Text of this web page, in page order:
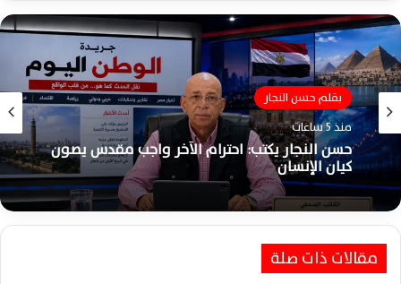
بقلم حسن النجار
منذ 5 ساعات
حسن النجار يكتب: احترام الآخر واجب مقدس يصون
كيان الإنسان
مقالات ذات صلة